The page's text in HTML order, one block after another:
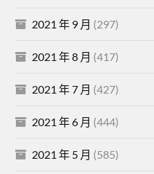
2021 年 9 月 (297)
2021 年 8 月 (417)
2021 年 7 月 (427)
2021 年 6 月 (444)
2021 年 5 月 (585)